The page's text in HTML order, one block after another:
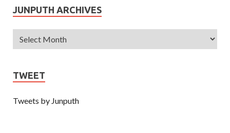
JUNPUTH ARCHIVES
TWEET
Tweets by Junputh